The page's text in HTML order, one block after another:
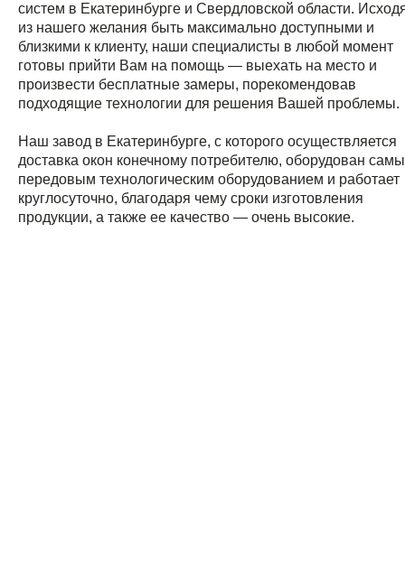
систем в Екатеринбурге и Свердловской области.
из нашего желания быть максимально доступными и
близкими к клиенту, наши специалисты в любой момент
готовы прийти Вам на помощь — выехать на место и
произвести бесплатные замеры, порекомендовав
подходящие технологии для решения Вашей проблемы.
Наш завод в Екатеринбурге, с которого осуществляется
доставка окон конечному потребителю, оборудован
передовым технологическим оборудованием и работает
круглосуточно, благодаря чему сроки изготовления
продукции, а также ее качество — очень высокие.